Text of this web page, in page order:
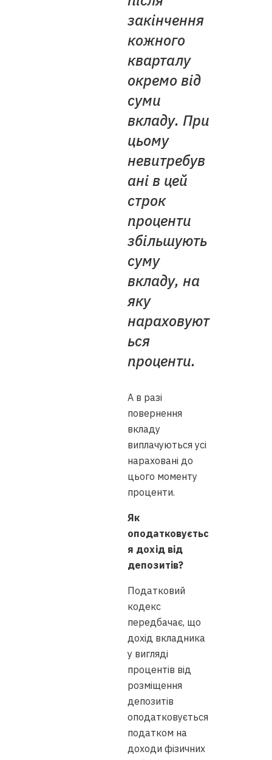
закінчення
кожного
кварталу
окремо від
суми
вкладу. При
цьому
невитребув
ані в цей
строк
проценти
збільшують
суму
вкладу, на
яку
нараховуют
ься
проценти.
А в разі
повернення
вкладу
виплачуються усі
нараховані до
цього моменту
проценти.
Як
оподатковуєтьс
я дохід від
депозитів?
Податковий
кодекс
передбачає, що
дохід вкладника
у вигляді
процентів від
розміщення
депозитів
оподатковується
податком на
доходи фізичних